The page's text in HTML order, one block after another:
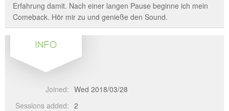
Erfahrung damit. Nach einer langen Pause beginne ich mein
Comeback. Hör mir zu und genieße den Sound.
INFO
Joined: Wed 2018/03/28
Sessions added: 2